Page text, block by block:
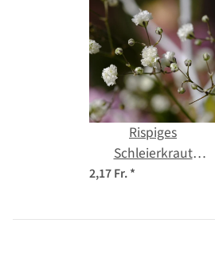
Rispiges
Schleierkraut
(Gypsophila
2,17 Fr.*